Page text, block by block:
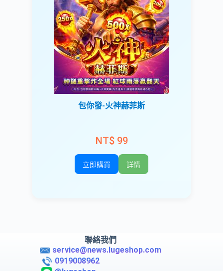
包你發-火神赫菲斯
NT$ 99
立即購買 詳情
聯絡我們
service@news.lugeshop.com
0919008962